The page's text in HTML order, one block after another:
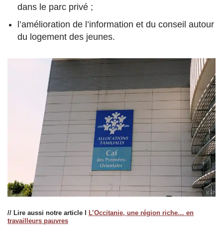
dans le parc privé ;
l’amélioration de l’information et du conseil autour
du logement des jeunes.
// Lire aussi notre article l
L’Occitanie, une région riche… en
travailleurs pauvres